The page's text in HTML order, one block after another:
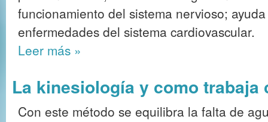
funcionamiento del sistema nervioso;
enfermedades del sistema cardiovascular.
Leer más »
La kinesiología y como
Con este método se equilibra la falta de